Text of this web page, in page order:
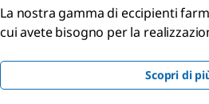
La nostra gamma di eccipienti
cui avete bisogno per la
Scopri di